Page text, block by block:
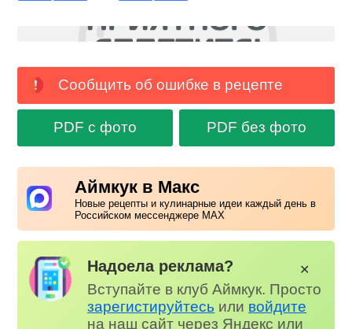
Сообщить об ошибке в рецепте
PDF с фото PDF без фото
Аймкук в Макс
Новые рецепты и кулинарные идеи каждый день в
Российском мессенджере MAX
Надоела реклама?
Вступайте в клуб Аймкук. Просто
зарегистируйтесь или войдите
на наш сайт через Яндекс или
✕